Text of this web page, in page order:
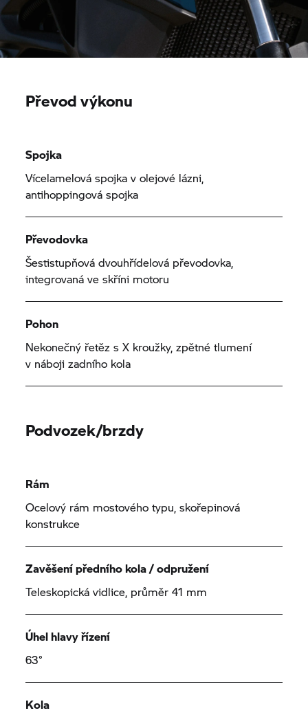
Převod výkonu
Spojka
Vícelamelová spojka v olejové lázni,
antihoppingová spojka
Převodovka
Šestistupňová dvouhřídelová převodovka,
integrovaná ve skříni motoru
Pohon
Nekonečný řetěz s X kroužky, zpětné tlumení
v náboji zadního kola
Podvozek/brzdy
Rám
Ocelový rám mostového typu, skořepinová
konstrukce
Zavěšení předního kola / odpružení
Teleskopická vidlice, průměr 41 mm
Úhel hlavy řízení
63°
Kola